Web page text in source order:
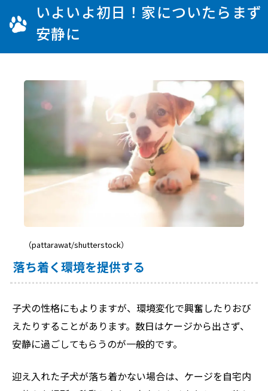
いよいよ初日！家についたらまず
安静に
（pattarawat/shutterstock）
落ち着く環境を提供する
子犬の性格にもよりますが、環境変化で興奮したりおび
えたりすることがあります。数日はケージから出さず、
安静に過ごしてもらうのが一般的です。
迎え入れた子犬が落ち着かない場合は、ケージを自宅内